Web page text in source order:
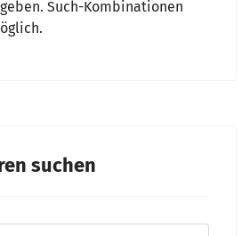
Such-Kombinationen
suchen